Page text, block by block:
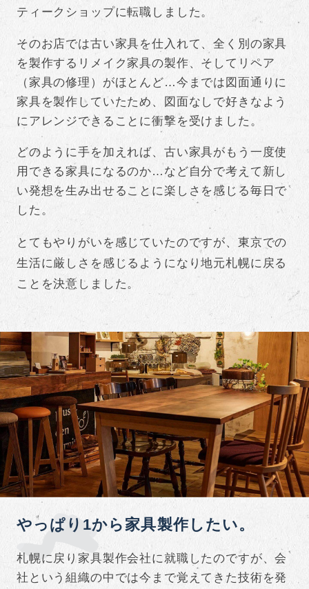
ティークショップに転職しました。
そのお店では古い家具を仕入れて、全く別の家具
を製作するリメイク家具の製作、そしてリペア
（家具の修理）がほとんど…今までは図面通りに
家具を製作していたため、図面なしで好きなよう
にアレンジできることに衝撃を受けました。
どのように手を加えれば、古い家具がもう一度使
用できる家具になるのか…など自分で考えて新し
い発想を生み出せることに楽しさを感じる毎日で
した。
とてもやりがいを感じていたのですが、東京での
生活に厳しさを感じるようになり地元札幌に戻る
ことを決意しました。
やっぱり1から家具製作したい。
札幌に戻り家具製作会社に就職したのですが、会
社という組織の中では今まで覚えてきた技術を発